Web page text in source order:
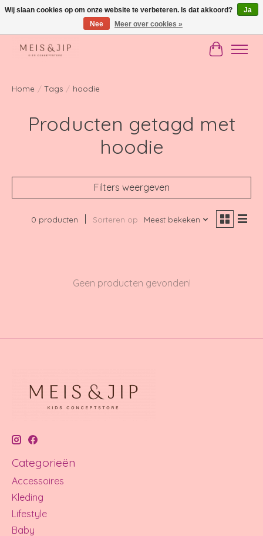
Gratis verzending in NL vanaf €150
Home / Tags / hoodie
Producten getagd met
hoodie
Filters weergeven
0 producten Sorteren op Meest bekeken
Geen producten gevonden!
Categorieën
Accessoires
Kleding
Lifestyle
Baby
Wij slaan cookies op om onze website te verbeteren. Is dat akkoord?
Ja
Nee
Meer over cookies »